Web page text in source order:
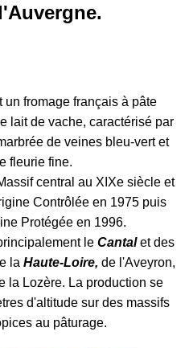
un fromage français à pâte
lait de vache, caractérisé par
de veines bleu-vert et
fleurie fine.
central au XIXe siècle et
Contrôlée en 1975 puis
Protégée en 1996.
le Cantalet des
la Haute-Loire, de l'Aveyron,
la Lozère. La production se
d'altitude sur des massifs
au pâturage.